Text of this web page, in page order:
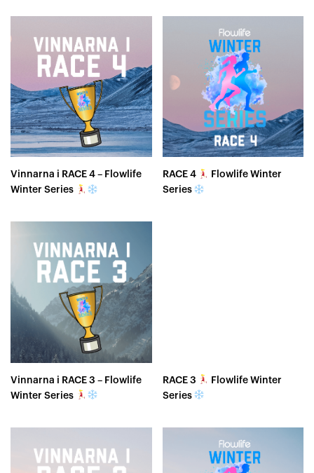
Vinnarna i RACE 4 – Flowlife
Winter Series
RACE 4
Flowlife Winter
Series
Vinnarna i RACE 3 – Flowlife
Winter Series
RACE 3
Flowlife Winter
Series